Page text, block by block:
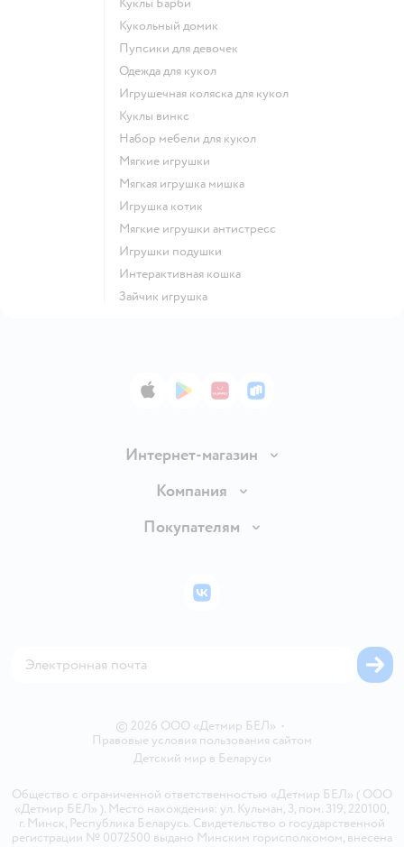
Куклы Барби
Кукольный домик
Пупсики для девочек
Одежда для кукол
Игрушечная коляска для кукол
Куклы винкс
Набор мебели для кукол
Мягкие игрушки
Мягкая игрушка мишка
Игрушка котик
Мягкие игрушки антистресс
Игрушки подушки
Интерактивная кошка
Зайчик игрушка
App StoreGoogle Play
AppGallery
RuStore
Интернет-магазин
Доставка и оплата
Правила продажи
Политика использования файлов cookie
Компания
Вакансии
Покупателям
Бонусные карты
© 2026 ООО «Детмир БЕЛ» •
Правовые условия пользования сайтом
Детский мир в Беларуси
Общество с ограниченной ответственностью «Детмир БЕЛ» ( ООО
«Детмир БЕЛ» ). Место нахождения: ул. Кульман, 3, пом. 319, 220100,
г. Минск, Республика Беларусь. Свидетельство о государственной
регистрации № 0072500 выдано Минским горисполкомом, внесена
ВКонтакте